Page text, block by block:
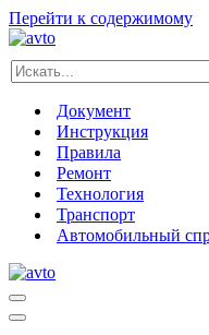
Перейти к содержимому
Искать...
Документ
Инструкция
Правила
Ремонт
Технология
Транспорт
Автомобильный
Меню
навигации
Меню